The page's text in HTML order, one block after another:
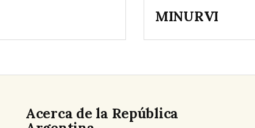
MINURVI
Acerca de la República